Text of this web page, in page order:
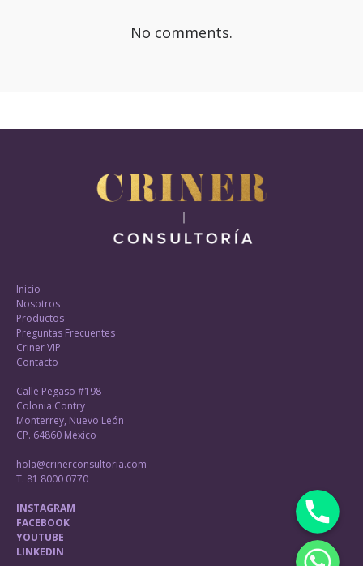
No comments.
Inicio
Nosotros
Productos
Preguntas Frecuentes
Criner VIP
Contacto
Calle Pegaso #198
Colonia Contry
Monterrey, Nuevo León
CP. 64860 México
hola@crinerconsultoria.com
T. 81 8000 0770
INSTAGRAM
FACEBOOK
YOUTUBE
LINKEDIN